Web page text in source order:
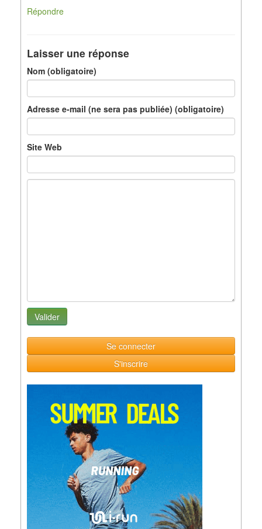
Répondre
Laisser une réponse
Nom (obligatoire)
Adresse e-mail (ne sera pas publiée) (obligatoire)
Site Web
Se connecter
S'inscrire